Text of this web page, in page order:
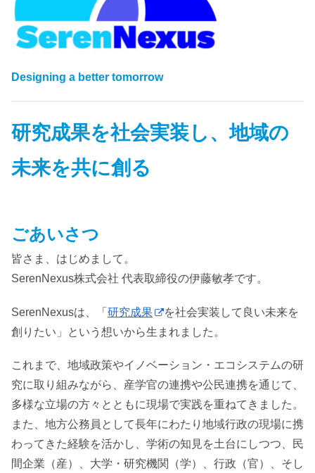
Designing a better tomorrow
研究成果を社会実装し、地域の
未来を共に創る
ごあいさつ
皆さま、はじめまして。
SerenNexus株式会社 代表取締役の伊藤敏孝です。
SerenNexusは、「 研究成果
を社会実装して良い未来を
創りたい」という想いから生まれました。
これまで、地域政策やイノベーション・エコシステムの研
究に取り組みながら、産学官の連携や公民連携を通じて、
多様な立場の方々とともに現場で実践を重ねてきました。
また、地方公務員として長年にわたり地域行政の現場に携
わってきた経験を活かし、学術の知見を土台にしつつ、民
間企業（産）、大学・研究機関（学）、行政（官）、そし